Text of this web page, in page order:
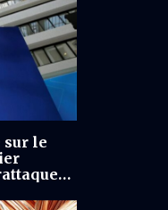
sur le